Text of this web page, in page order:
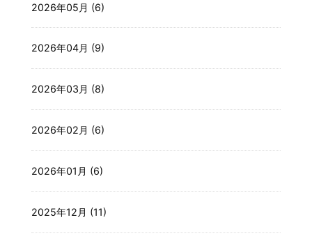
2026年05月 (6)
2026年04月 (9)
2026年03月 (8)
2026年02月 (6)
2026年01月 (6)
2025年12月 (11)